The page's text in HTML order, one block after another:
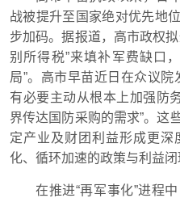
战被提升至国家绝对优先地
步加码。据报道，高市政权
别所得税”来填补军费缺口
局”。高市早苗近日在众议
有必要主动从根本上加强防
界传达国防采购的需求”。这
定产业及财团利益形成更
化、循环加速的政策与利益闭
在推进“再军事化”进程